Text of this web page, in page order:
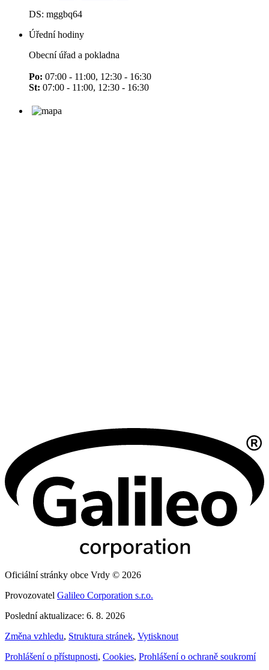
DS: mggbq64
Úřední hodiny
Obecní úřad a pokladna
Po: 07:00 - 11:00, 12:30 - 16:30
St: 07:00 - 11:00, 12:30 - 16:30
Oficiální stránky obce Vrdy © 2026
Provozovatel Galileo Corporation s.r.o.
Poslední aktualizace: 6. 8. 2026
Změna vzhledu, Struktura stránek, Vytisknout
Prohlášení o přístupnosti, Cookies, Prohlášení o ochraně soukromí